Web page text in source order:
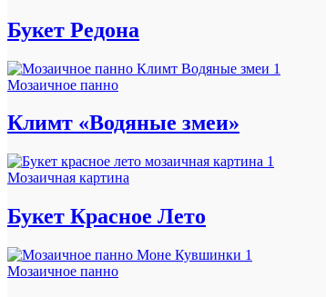
Букет Редона
Мозаичное панно
Климт «Водяные змеи»
Мозаичная картина
Букет Красное Лето
Мозаичное панно